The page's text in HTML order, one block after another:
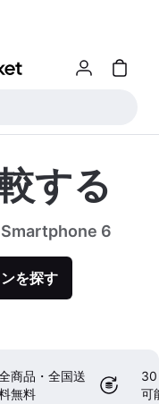
する
6
を探す
商品・全国送
無料
30
可